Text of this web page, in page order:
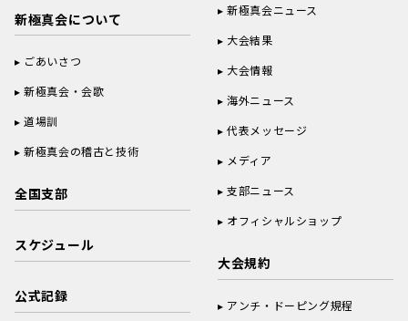
新極真会について
ごあいさつ
新極真会・会歌
道場訓
新極真会の稽古と技術
全国支部
スケジュール
公式記録
新極真会ニュース
大会結果
大会情報
海外ニュース
代表メッセージ
メディア
支部ニュース
オフィシャルショップ
大会規約
アンチ・ドーピング規程